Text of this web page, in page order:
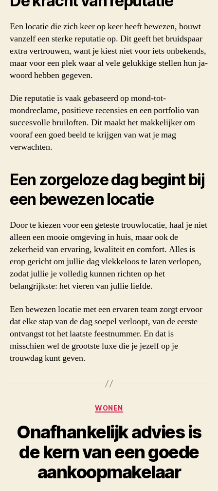
Een locatie die zich keer op keer heeft bewezen, bouwt
vanzelf een sterke reputatie op. Dit geeft het bruidspaar
extra vertrouwen, want je kiest niet voor iets onbekends,
maar voor een plek waar al vele gelukkige stellen hun ja-
woord hebben gegeven.
Die reputatie is vaak gebaseerd op mond-tot-
mondreclame, positieve recensies en een portfolio van
succesvolle bruiloften. Dit maakt het makkelijker om
vooraf een goed beeld te krijgen van wat je mag
verwachten.
Een zorgeloze dag begint bij
een bewezen locatie
Door te kiezen voor een geteste trouwlocatie, haal je niet
alleen een mooie omgeving in huis, maar ook de
zekerheid van ervaring, kwaliteit en comfort. Alles is
erop gericht om jullie dag vlekkeloos te laten verlopen,
zodat jullie je volledig kunnen richten op het
belangrijkste: het vieren van jullie liefde.
Een bewezen locatie met een ervaren team zorgt ervoor
dat elke stap van de dag soepel verloopt, van de eerste
ontvangst tot het laatste feestnummer. En dat is
misschien wel de grootste luxe die je jezelf op je
trouwdag kunt geven.
Categorieën
WONEN
Onafhankelijk advies is
de kern van een goede
aankoopmakelaar